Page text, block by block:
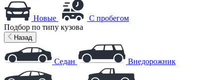
Новые
С пробегом
Подбор по типу кузова
Назад
Седан Внедорожник